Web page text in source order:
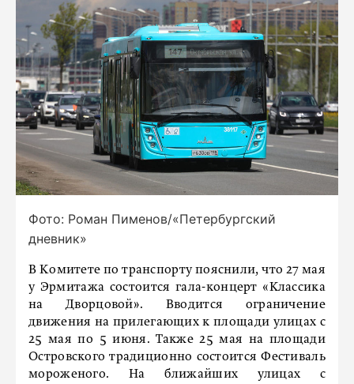
Фото: Роман Пименов/«Петербургский
дневник»
В Комитете по транспорту пояснили, что 27 мая
у Эрмитажа состоится гала-концерт «Классика
на Дворцовой». Вводится ограничение
движения на прилегающих к площади улицах с
25 мая по 5 июня. Также 25 мая на площади
Островского традиционно состоится Фестиваль
мороженого. На ближайших улицах с